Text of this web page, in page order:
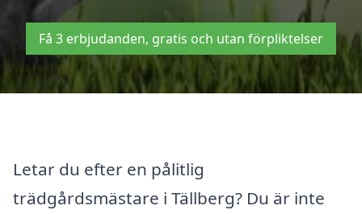
Få 3 erbjudanden, gratis och utan förpliktelser
Letar du efter en pålitlig
trädgårdsmästare i Tällberg? Du är inte